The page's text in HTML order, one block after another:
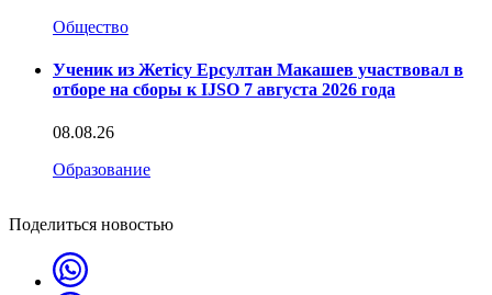
Общество
Ученик из Жетісу Ерсултан Макашев участвовал в
отборе на сборы к IJSO 7 августа 2026 года
08.08.26
Образование
Поделиться новостью